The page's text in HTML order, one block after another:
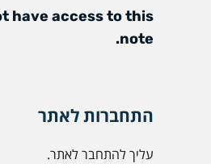
have access to this
note.
התחברות לאתר
עליך להתחבר לאתר.